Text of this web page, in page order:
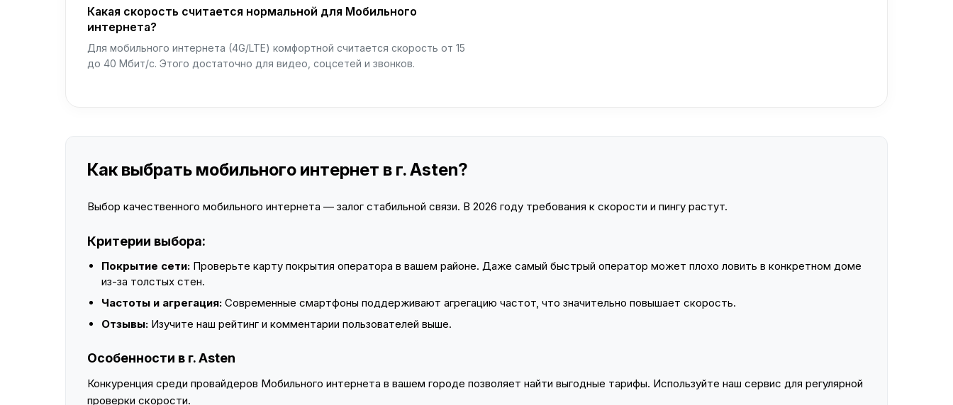
Какая скорость считается нормальной для Мобильного
интернета?
Для мобильного интернета (4G/LTE) комфортной считается скорость от 15
до 40 Мбит/с. Этого достаточно для видео, соцсетей и звонков.
Как выбрать мобильного интернет в г. Asten?
Выбор качественного мобильного интернета — залог стабильной связи. В 2026 году требования к скорости и пингу растут.
Критерии выбора:
Покрытие сети: Проверьте карту покрытия оператора в вашем районе. Даже самый быстрый оператор может плохо ловить в конкретном доме
из-за толстых стен.
Частоты и агрегация: Современные смартфоны поддерживают агрегацию частот, что значительно повышает скорость.
Отзывы: Изучите наш рейтинг и комментарии пользователей выше.
Особенности в г. Asten
Конкуренция среди провайдеров Мобильного интернета в вашем городе позволяет найти выгодные тарифы. Используйте наш сервис для регулярной
проверки скорости.